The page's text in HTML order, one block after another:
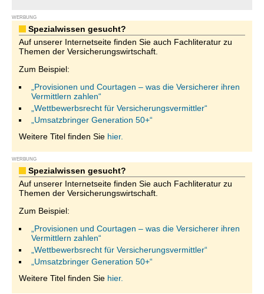
WERBUNG
Spezialwissen gesucht?
Auf unserer Internetseite finden Sie auch Fachliteratur zu
Themen der Versicherungswirtschaft.
Zum Beispiel:
„Provisionen und Courtagen – was die Versicherer ihren
Vermittlern zahlen“
„Wettbewerbsrecht für Versicherungsvermittler“
„Umsatzbringer Generation 50+“
Weitere Titel finden Sie hier.
WERBUNG
Spezialwissen gesucht?
Auf unserer Internetseite finden Sie auch Fachliteratur zu
Themen der Versicherungswirtschaft.
Zum Beispiel:
„Provisionen und Courtagen – was die Versicherer ihren
Vermittlern zahlen“
„Wettbewerbsrecht für Versicherungsvermittler“
„Umsatzbringer Generation 50+“
Weitere Titel finden Sie hier.